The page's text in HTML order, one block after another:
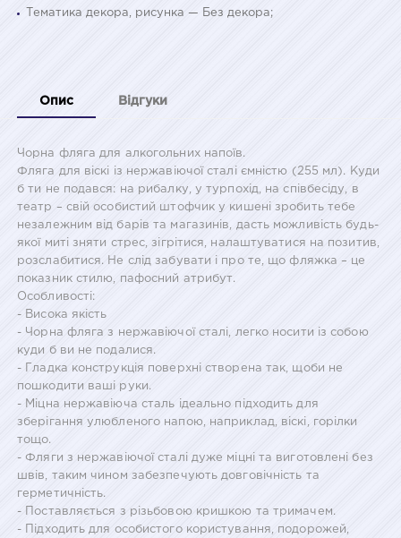
Тематика декора, рисунка — Без декора;
Опис Відгуки
Чорна фляга для алкогольних напоїв.
Фляга для віскі із нержавіючої сталі ємністю (255 мл). Куди
б ти не подався: на рибалку, у турпохід, на співбесіду, в
театр – свій особистий штофчик у кишені зробить тебе
незалежним від барів та магазинів, дасть можливість будь-
якої миті зняти стрес, зігрітися, налаштуватися на позитив,
розслабитися. Не слід забувати і про те, що фляжка – це
показник стилю, пафосний атрибут.
Особливості:
- Висока якість
- Чорна фляга з нержавіючої сталі, легко носити із собою
куди б ви не подалися.
- Гладка конструкція поверхні створена так, щоби не
пошкодити ваші руки.
- Міцна нержавіюча сталь ідеально підходить для
зберігання улюбленого напою, наприклад, віскі, горілки
тощо.
- Фляги з нержавіючої сталі дуже міцні та виготовлені без
швів, таким чином забезпечують довговічність та
герметичність.
- Поставляється з різьбовою кришкою та тримачем.
- Підходить для особистого користування, подорожей,